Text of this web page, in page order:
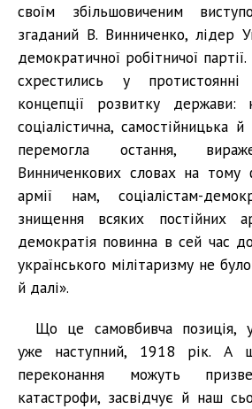
своїм збільшовиченим
згаданий В. Винниченко, лідер
демократичної робітничої
схрестились у
концепції розвитку держави:
соціалістична, самостійницька
перемогла остання,
Винниченкових словах на тому
армії нам, соціалістам-
знищення всяких постійних
демократія повинна в сей час
українського мілітаризму не
й далі».
Що це самовбивча позиція,
уже наступний, 1918 рік. А
переконання можуть
катастрофи, засвідчує й наш